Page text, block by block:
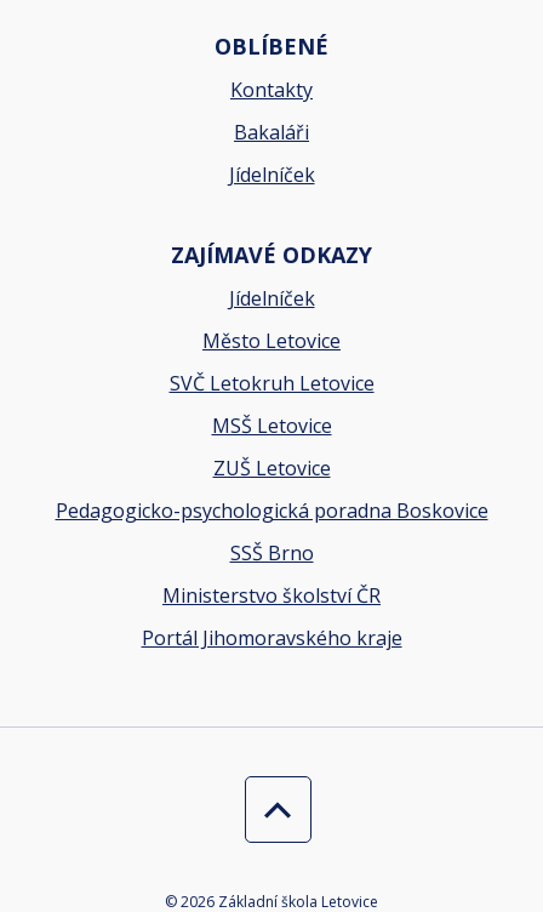
OBLÍBENÉ
Kontakty
Bakaláři
Jídelníček
ZAJÍMAVÉ ODKAZY
Jídelníček
Město Letovice
SVČ Letokruh Letovice
MSŠ Letovice
ZUŠ Letovice
Pedagogicko-psychologická poradna Boskovice
SSŠ Brno
Ministerstvo školství ČR
Portál Jihomoravského kraje
© 2026 Základní škola Letovice